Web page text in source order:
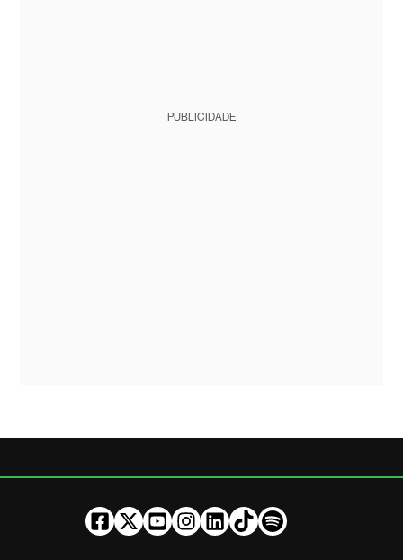
PUBLICIDADE